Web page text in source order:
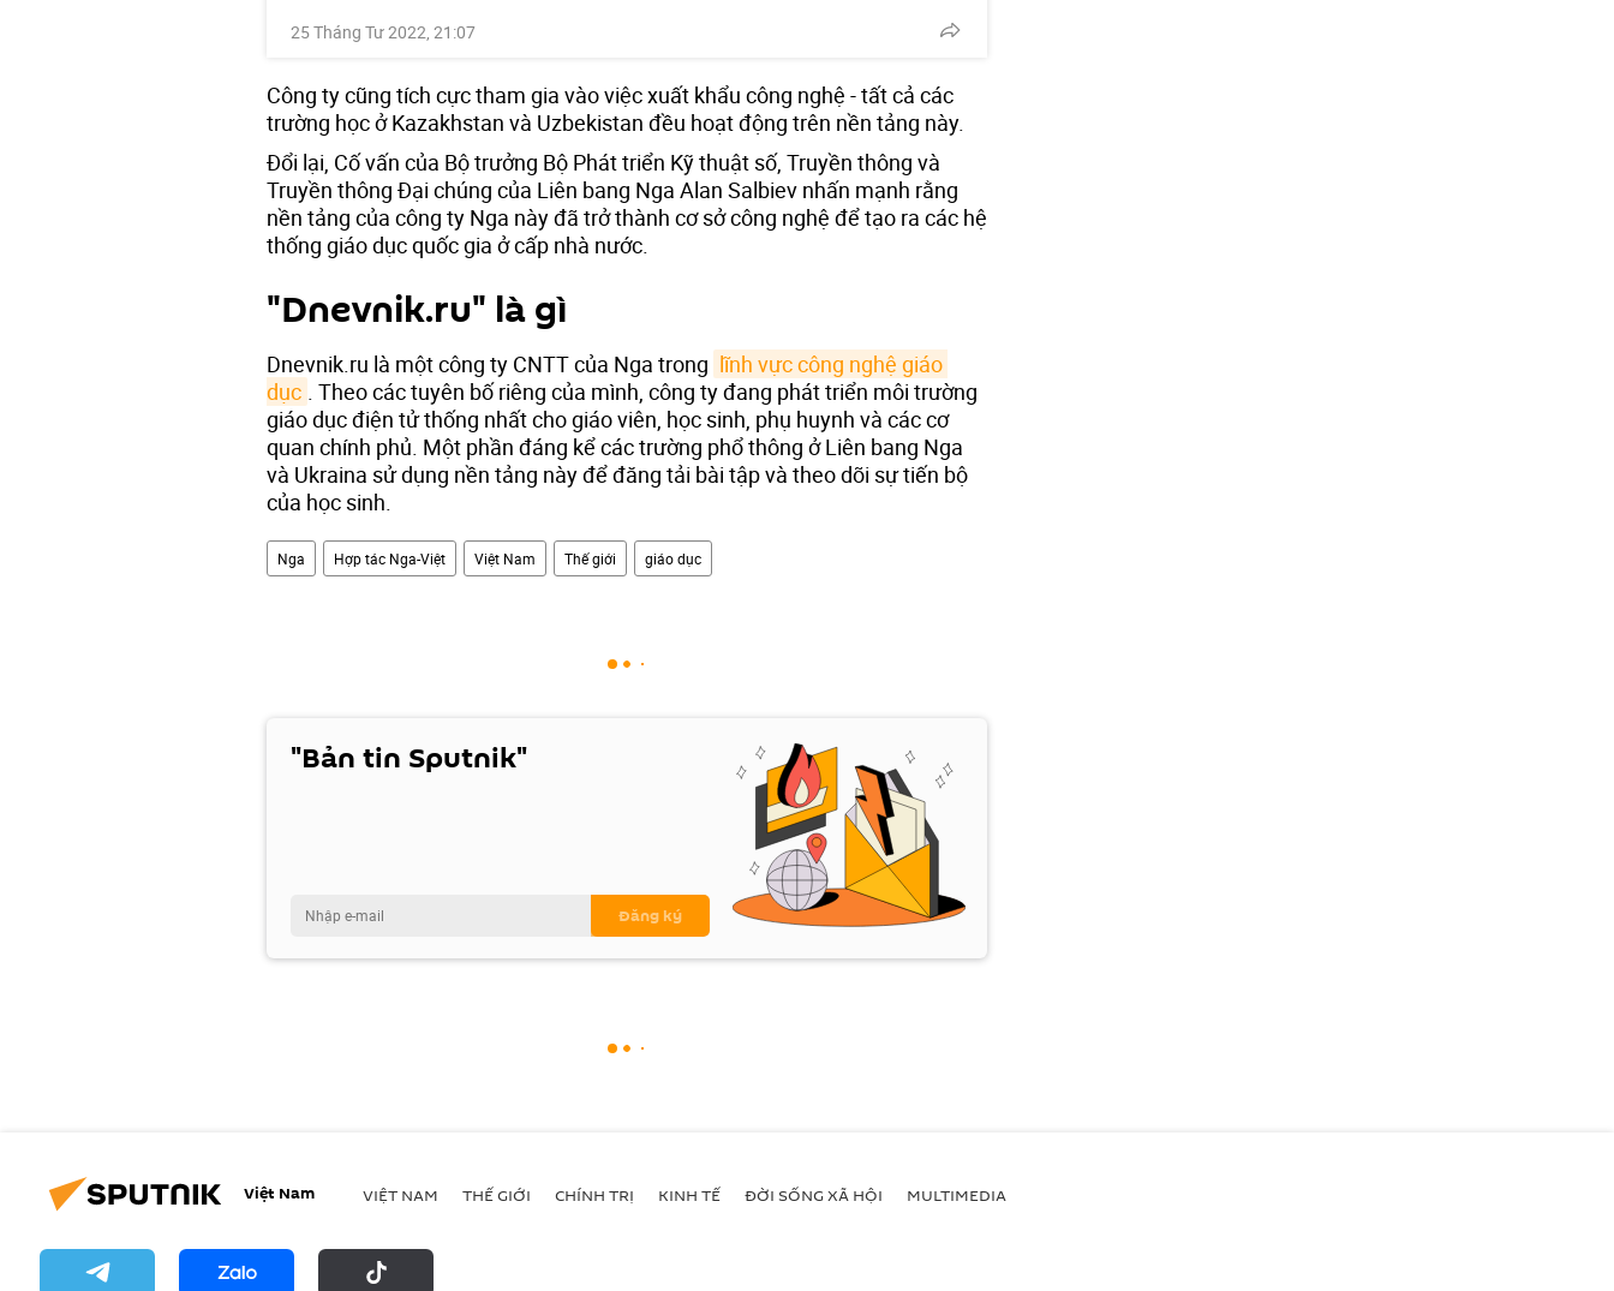
25 Tháng Tư 2022, 21:07
Công ty cũng tích cực tham gia vào việc xuất khẩu công nghệ - tất cả các
trường học ở Kazakhstan và Uzbekistan đều hoạt động trên nền tảng này.
Đổi lại, Cố vấn của Bộ trưởng Bộ Phát triển Kỹ thuật số, Truyền thông và
Truyền thông Đại chúng của Liên bang Nga Alan Salbiev nhấn mạnh rằng
nền tảng của công ty Nga này đã trở thành cơ sở công nghệ để tạo ra các hệ
thống giáo dục quốc gia ở cấp nhà nước.
"Dnevnik.ru" là gì
Dnevnik.ru là một công ty CNTT của Nga trong lĩnh vực công nghệ giáo
dục . Theo các tuyên bố riêng của mình, công ty đang phát triển môi trường
giáo dục điện tử thống nhất cho giáo viên, học sinh, phụ huynh và các cơ
quan chính phủ. Một phần đáng kể các trường phổ thông ở Liên bang Nga
và Ukraina sử dụng nền tảng này để đăng tải bài tập và theo dõi sự tiến bộ
của học sinh.
Nga Hợp tác Nga-Việt Việt Nam Thế giới giáo dục
"Bản tin Sputnik"
Việt Nam VIỆT NAM THẾ GIỚI CHÍNH TRỊ KINH TẾ ĐỜI SỐNG XÃ HỘI MULTIMEDIA